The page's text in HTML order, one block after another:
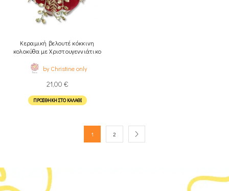
Κεραμική βελουτέ κόκκινη
κολοκύθα με Xριστουγεννιάτικο
by Christine only
21,00 €
ΠΡΟΣΘΉΚΗ ΣΤΟ ΚΑΛΆΘΙ
1 2